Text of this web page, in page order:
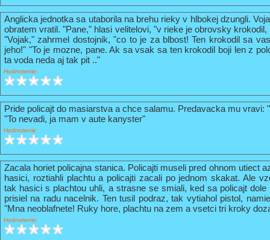
Anglicka jednotka sa utaborila na brehu rieky v hlbokej dzungli.
obratem vratil. "Pane," hlasi velitelovi, "v rieke je obrovsky
"Vojak," zahrmel dostojnik, "co to je za blbost! Ten krokodil sa
jeho!" "To je mozne, pane. Ak sa vsak sa ten krokodil boji len z
ta voda neda aj tak pit .."
Hodnotenie:
Pride policajt do masiarstva a chce salamu. Predavacka mu vravi:
"To nevadi, ja mam v aute kanyster"
Hodnotenie:
Zacala horiet policajna stanica. Policajti museli pred ohnom utiect
hasici, roztiahli plachtu a policajti zacali po jednom skakat. Ale
tak hasici s plachtou uhli, a strasne se smiali, ked sa policajt
prisiel na radu nacelnik. Ten tusil podraz, tak vytiahol pistol,
"Mna neoblafnete! Ruky hore, plachtu na zem a vsetci tri kroky
Hodnotenie: